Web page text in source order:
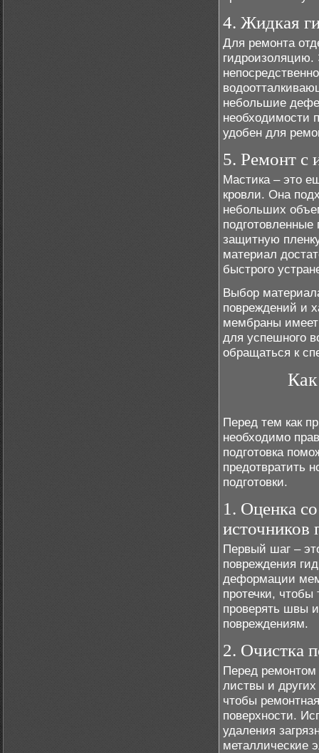
4. Жидкая
Для ремонта
гидроизоляцию.
небольшие
необходимости
удобен для
5. Ремонт с
Мастика – это
кровли. Она
небольших
подготовленные
защитную
материал
быстрого
Выбор
повреждений и
мембраны имеет
для успешного
обращаться к
Перед тем как
необходимо
подготовка
предотвратить
подготовки.
1. Оценка
источников
Первый шаг –
повреждения
деформации
протечки, чтобы
проверять швы
повреждениям.
2. Очистка
Перед ремонтом
листвы и
чтобы
поверхности.
удаления
металлические